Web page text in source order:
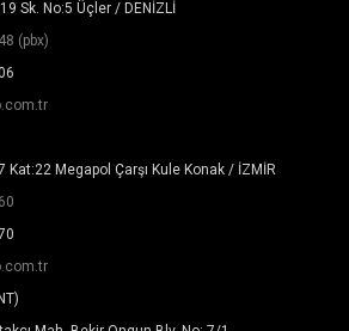
Sk. No:5 Üçler / DENİZLİ
(pbx)
Kat:22 Megapol Çarşı Kule Konak / İZMİR